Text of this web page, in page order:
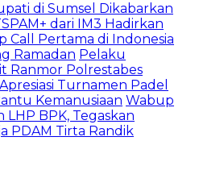
di Sumsel Dikabarkan
dari IM3 Hadirkan
Call Pertama di Indonesia
Ramadan Pelaku
Ranmor Polrestabes
Turnamen Padel
Kemanusiaan Wabup
BPK, Tegaskan
PDAM Tirta Randik